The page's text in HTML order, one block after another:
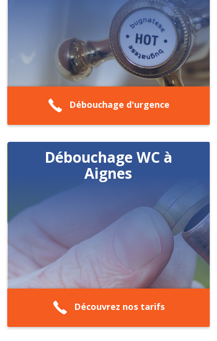
Débouchage d'urgence
Débouchage WC à
Aignes
Découvrez nos tarifs